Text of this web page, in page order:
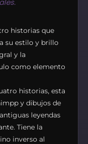
historias que
su estilo y brillo
y la
como elemento
historias, esta
y dibujos de
leyendas
Tiene la
inverso al